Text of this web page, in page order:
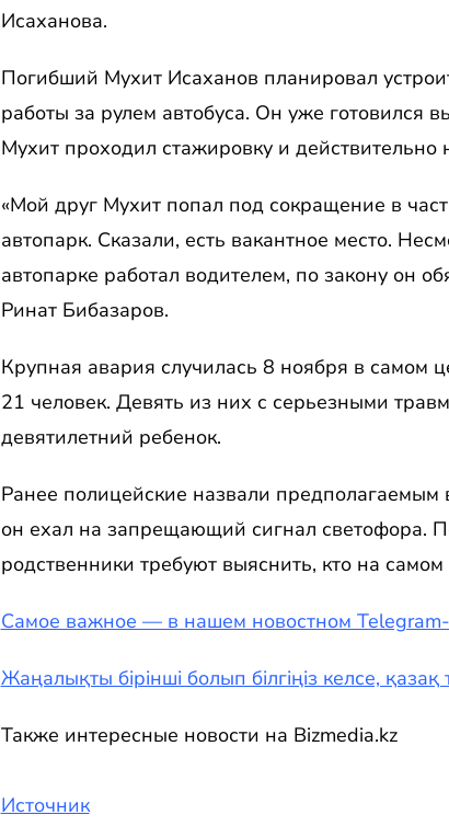
Исаханова.
Погибший Мухит Исаханов планировал
работы за рулем автобуса. Он уже готовился
Мухит проходил стажировку и действительно
«Мой друг Мухит попал под сокращение в
автопарк. Сказали, есть вакантное место.
автопарке работал водителем, по закону он
Ринат Бибазаров.
Крупная авария случилась 8 ноября в самом
21 человек. Девять из них с серьезными
девятилетний ребенок.
Ранее полицейские назвали
он ехал на запрещающий сигнал светофора.
родственники требуют выяснить, кто на
Самое важное — в нашем новостном
Жаңалықты бірінші болып білгіңіз келсе,
Также интересные новости на Bizmedia.kz
Источник